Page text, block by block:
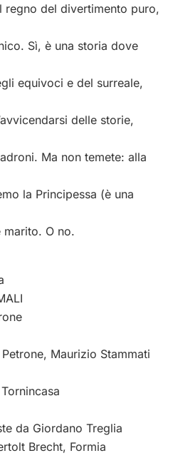
regno del divertimento puro,
Sì, è una storia dove
equivoci e del surreale,
delle storie,
Ma non temete: alla
la Principessa (è una
marito. O no.
Maurizio Stammati
da Giordano Treglia
Brecht, Formia